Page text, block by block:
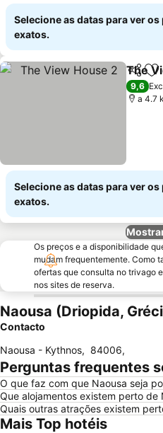
Selecione as datas para ver
exatos.
The
9,6
a 4.7
Selecione as datas para ver
exatos.
Os preços e a disponibilidade
mudam frequentemente. Como
ofertas que consulta no trivago
nos sites de reserva.
Naousa (Driopida,
Contacto
Naousa - Kythnos, 84006,
Perguntas frequentes
O que faz com que Naousa seja
Que alojamentos existem perto de
Quais outras atrações existem
Mais Top hotéis